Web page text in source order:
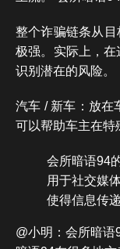
整个诈骗链条从
极强。实际上，
识别潜在的风险。
汽车 / 新车：放在
可以帮助车主在特
会所暗语94
用于社交媒
使得信息传
@小明：会所暗